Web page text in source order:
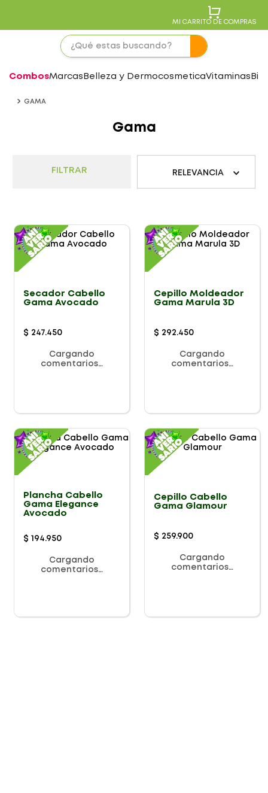
MI CARRITO DE COMPRAS
CombosMarcas Belleza y DermocosmeticaVitaminas
GAMA
Gama
FILTRAR RELEVANCIA
Secador Cabello
Gama Avocado
$ 247.450
Cargando
comentarios…
Cepillo Moldeador
Gama Marula 3D
$ 292.450
Cargando
comentarios…
Plancha Cabello
Gama Elegance
Avocado
$ 194.950
Cargando
comentarios…
Cepillo Cabello
Gama Glamour
$ 259.900
Cargando
comentarios…